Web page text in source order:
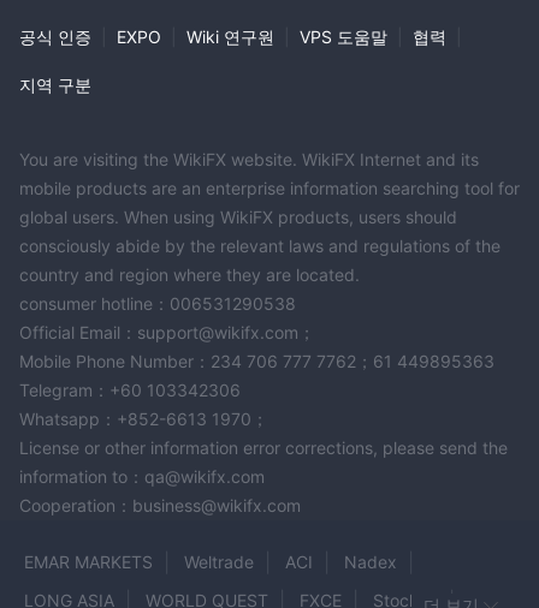
공식 인증 EXPO Wiki 연구원 VPS 도움말 협력
지역 구분
You are visiting the WikiFX website. WikiFX Internet and its
mobile products are an enterprise information searching tool for
global users. When using WikiFX products, users should
consciously abide by the relevant laws and regulations of the
country and region where they are located.
consumer hotline：006531290538
Official Email：support@wikifx.com；
Mobile Phone Number：234 706 777 7762；61 449895363
Telegram：+60 103342306
Whatsapp：+852-6613 1970；
License or other information error corrections, please send the
information to：qa@wikifx.com
Cooperation：business@wikifx.com
EMAR MARKETS Weltrade ACI
Nadex
LONG ASIA
WORLD QUEST FXCE Stockity